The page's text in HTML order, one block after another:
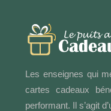
Les enseignes qui
cartes cadeaux
performant. Il s’agit